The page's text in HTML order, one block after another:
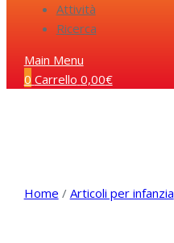
Attività
Ricerca
Main Menu
0 Carrello 0,00€
Home / Articoli per infanzia